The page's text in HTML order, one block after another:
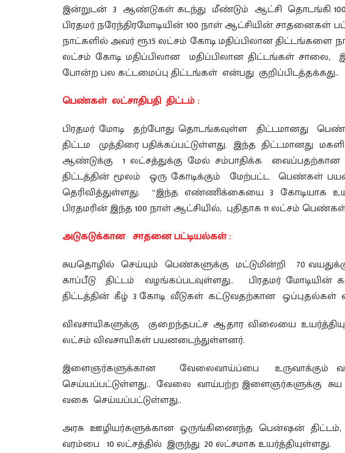
இன்றுடன் 3 ஆண்டுகள் கடந்து மீண்டும் ஆட்சி தொடங்கி
பிரதமர் நரேந்திரமோடியின் 100 நாள் ஆட்சியின் சாதனைகள்
நாட்களில் அவர் ரூ.15 லட்சம் கோடி மதிப்பிலான திட்டங்களை
லட்சம் கோடி மதிப்பிலான மதிப்பிலான திட்டங்கள் சாலை,
போன்ற பல கட்டமைப்பு திட்டங்கள் என்பது குறிப்பிடத்தக்கது..
பெண்கள் லட்சாதிபதி திட்டம் :
பிரதமர் மோடி தற்போது தொடங்கவுள்ள திட்டமானது
திட்டம முத்திரை பதிக்கப்பட்டுள்ளது. இந்த திட்டமானது
ஆண்டுக்கு 1 லட்சத்துக்கு மேல் சம்பாதிக்க
திட்டத்தின் மூலம் ஒரு கோடிக்கும் மேற்பட்ட பெண்கள்
தெரிவித்துள்ளது. “இந்த எண்ணிக்கையை 3 கோடியாக
பிரதமரின் இந்த 100 நாள் ஆட்சியில், புதிதாக 11 லட்சம்
அடுகடுக்கான சாதனை பட்டியல்கள் :
சுயதொழில் செய்யும் பெண்களுக்கு மட்டுமின்றி 70
காப்பீடு திட்டம் வழங்கப்படவுள்ளது.. பிரதமர்
திட்டத்தின் கீழ் 3 கோடி வீடுகள் கட்டுவதற்கான ஒப்புதல்கள்
விவசாயிகளுக்கு குறைந்தபட்ச ஆதார விலையை
லட்சம் விவசாயிகள் பயனடைந்துள்ளனர்.
இளைஞர்களுக்கான வேலைவாய்ப்பை உருவாக்கும்
செய்யப்பட்டுள்ளது.. வேலை வாய்பற்ற இளைஞர்களுக்கு
வகை செய்யப்பட்டுள்ளது..
அரசு ஊழியர்களுக்கான ஒருங்கிணைந்த பென்ஷன் திட்டம்,
வரம்பை 10 லட்சத்தில் இருந்து 20 லட்சமாக உயர்த்தியுள்ளது.